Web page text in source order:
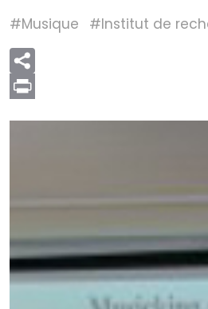
#Musique #Institut de